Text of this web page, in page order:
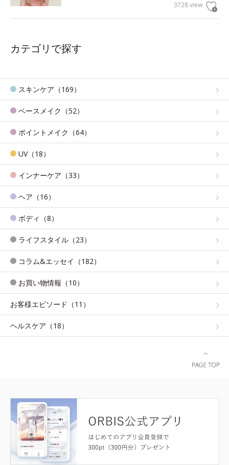
3728 view
カテゴリで探す
スキンケア（169）
ベースメイク（52）
ポイントメイク（64）
UV（18）
インナーケア（33）
ヘア（16）
ボディ（8）
ライフスタイル（23）
コラム&エッセイ（182）
お買い物情報（10）
お客様エピソード（11）
ヘルスケア（18）